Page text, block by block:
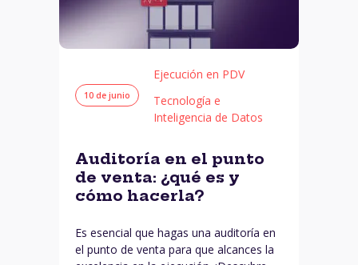
10 de junio
Ejecución en PDV
Tecnología e
Inteligencia de Datos
Auditoría en el punto
de venta: ¿qué es y
cómo hacerla?
Es esencial que hagas una auditoría en
el punto de venta para que alcances la